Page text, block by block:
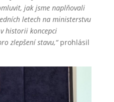
jak jsme naplňovali
letech na ministerstvu
historii koncepci
zlepšení stavu,“prohlásil